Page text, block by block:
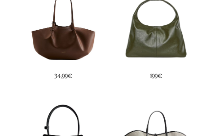
34,99€ 199€